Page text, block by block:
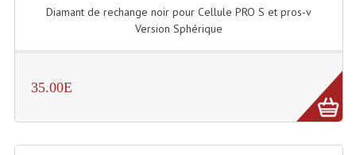
Diamant de rechange noir pour Cellule PRO S et pros-v
Version Sphérique
35.00E